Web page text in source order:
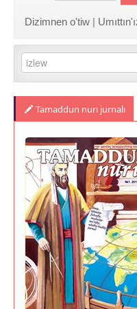
Dizimnen o'tiw |
Tamaddun nurı jurnalı